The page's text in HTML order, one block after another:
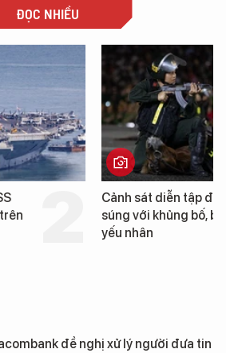
ĐỌC NHIỀU
vệ
Cận cảnh chiến hạm
tống tàu sân bay USS
George Washington
đề nghị xử lý người đưa tin